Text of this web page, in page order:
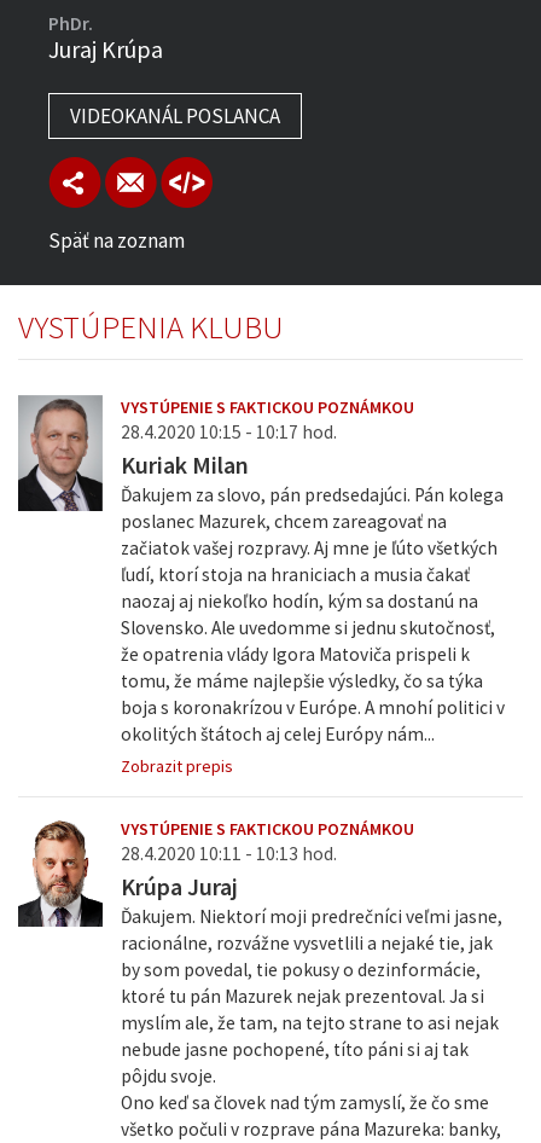
PhDr.
Juraj Krúpa
VIDEOKANÁL POSLANCA
Späť na zoznam
VYSTÚPENIA KLUBU
VYSTÚPENIE S FAKTICKOU POZNÁMKOU
28.4.2020 10:15 - 10:17 hod.
Kuriak Milan
Ďakujem za slovo, pán predsedajúci. Pán kolega
poslanec Mazurek, chcem zareagovať na
začiatok vašej rozpravy. Aj mne je ľúto všetkých
ľudí, ktorí stoja na hraniciach a musia čakať
naozaj aj niekoľko hodín, kým sa dostanú na
Slovensko. Ale uvedomme si jednu skutočnosť,
že opatrenia vlády Igora Matoviča prispeli k
tomu, že máme najlepšie výsledky, čo sa týka
boja s koronakrízou v Európe. A mnohí politici v
okolitých štátoch aj celej Európy nám...
Zobrazit prepis
VYSTÚPENIE S FAKTICKOU POZNÁMKOU
28.4.2020 10:11 - 10:13 hod.
Krúpa Juraj
Ďakujem. Niektorí moji predrečníci veľmi jasne,
racionálne, rozvážne vysvetlili a nejaké tie, jak
by som povedal, tie pokusy o dezinformácie,
ktoré tu pán Mazurek nejak prezentoval. Ja si
myslím ale, že tam, na tejto strane to asi nejak
nebude jasne pochopené, títo páni si aj tak
pôjdu svoje.
Ono keď sa človek nad tým zamyslí, že čo sme
všetko počuli v rozprave pána Mazureka: banky,